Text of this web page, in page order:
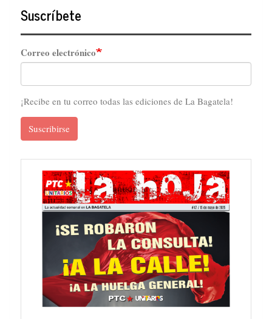
Suscríbete
Correo electrónico
¡Recibe en tu correo todas las ediciones de La Bagatela!
Suscribirse